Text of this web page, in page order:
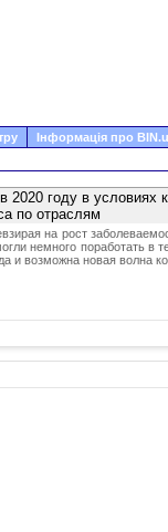
Інформація про
2020 году в условиях
по отраслям
на рост
немного поработать в
и возможна новая волна